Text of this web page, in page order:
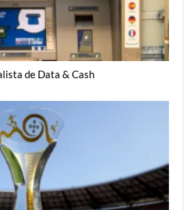
de Data & Cash